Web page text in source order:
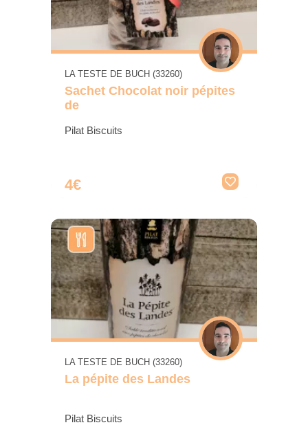
LA TESTE DE BUCH (33260)
Sachet Chocolat noir pépites
de
Pilat Biscuits
4€
LA TESTE DE BUCH (33260)
La pépite des Landes
Pilat Biscuits